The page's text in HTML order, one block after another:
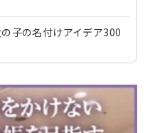
子の名付けアイデア300